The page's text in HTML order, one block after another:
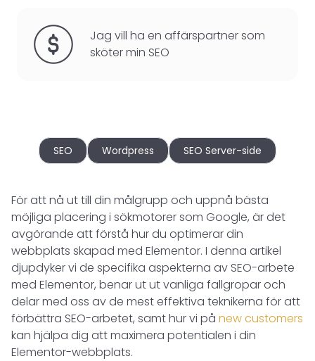
Jag vill ha en affärspartner som
sköter min SEO
SEO Wordpress SEO Server-side
För att nå ut till din målgrupp och uppnå bästa
möjliga placering i sökmotorer som Google, är det
avgörande att förstå hur du optimerar din
webbplats skapad med Elementor. I denna artikel
djupdyker vi de specifika aspekterna av SEO-arbete
med Elementor, benar ut ut vanliga fallgropar och
delar med oss av de mest effektiva teknikerna för att
förbättra SEO-arbetet, samt hur vi på new customers
kan hjälpa dig att maximera potentialen i din
Elementor-webbplats.